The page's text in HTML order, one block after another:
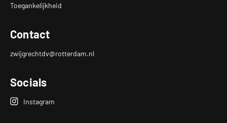
Toegankelijkheid
Contact
zwijgrechtdv@rotterdam.nl
Socials
Zwijgrecht
Instagram